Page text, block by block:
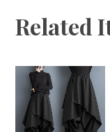
Related